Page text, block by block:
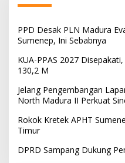
PPD Desak PLN Madura
Sumenep, Ini Sebabnya
KUA-PPAS 2027
130,2 M
Jelang Pengembangan
North Madura II Perkuat
Rokok Kretek APHT
Timur
DPRD Sampang Dukung